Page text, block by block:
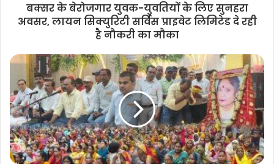
बक्सर के बेरोजगार युवक-युवतियों के लिए सुनहरा
अवसर, लायन सिक्युरिटी सर्विस प्राइवेट लिमिटेड दे रही
है नौकरी का मौका